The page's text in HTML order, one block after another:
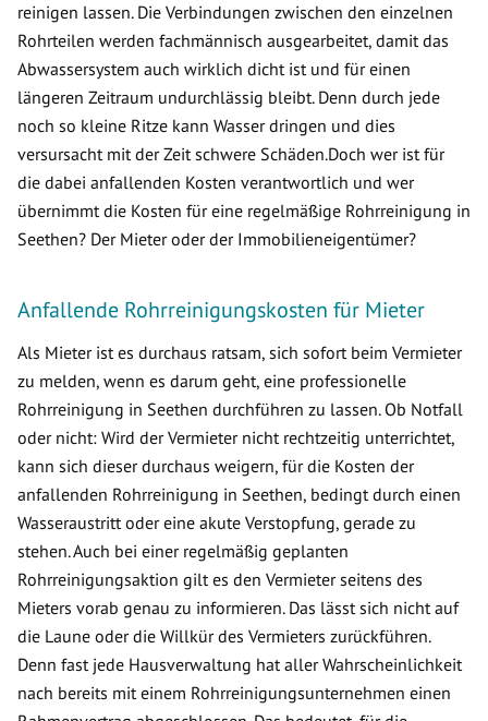
reinigen lassen. Die Verbindungen zwischen den einzelnen
Rohrteilen werden fachmännisch ausgearbeitet, damit das
Abwassersystem auch wirklich dicht ist und für einen
längeren Zeitraum undurchlässig bleibt. Denn durch jede
noch so kleine Ritze kann Wasser dringen und dies
versursacht mit der Zeit schwere Schäden.Doch wer ist für
die dabei anfallenden Kosten verantwortlich und wer
übernimmt die Kosten für eine regelmäßige Rohrreinigung in
Seethen? Der Mieter oder der Immobilieneigentümer?
Anfallende Rohrreinigungskosten für Mieter
Als Mieter ist es durchaus ratsam, sich sofort beim Vermieter
zu melden, wenn es darum geht, eine professionelle
Rohrreinigung in Seethen durchführen zu lassen. Ob Notfall
oder nicht: Wird der Vermieter nicht rechtzeitig unterrichtet,
kann sich dieser durchaus weigern, für die Kosten der
anfallenden Rohrreinigung in Seethen, bedingt durch einen
Wasseraustritt oder eine akute Verstopfung, gerade zu
stehen. Auch bei einer regelmäßig geplanten
Rohrreinigungsaktion gilt es den Vermieter seitens des
Mieters vorab genau zu informieren. Das lässt sich nicht auf
die Laune oder die Willkür des Vermieters zurückführen.
Denn fast jede Hausverwaltung hat aller Wahrscheinlichkeit
nach bereits mit einem Rohrreinigungsunternehmen einen